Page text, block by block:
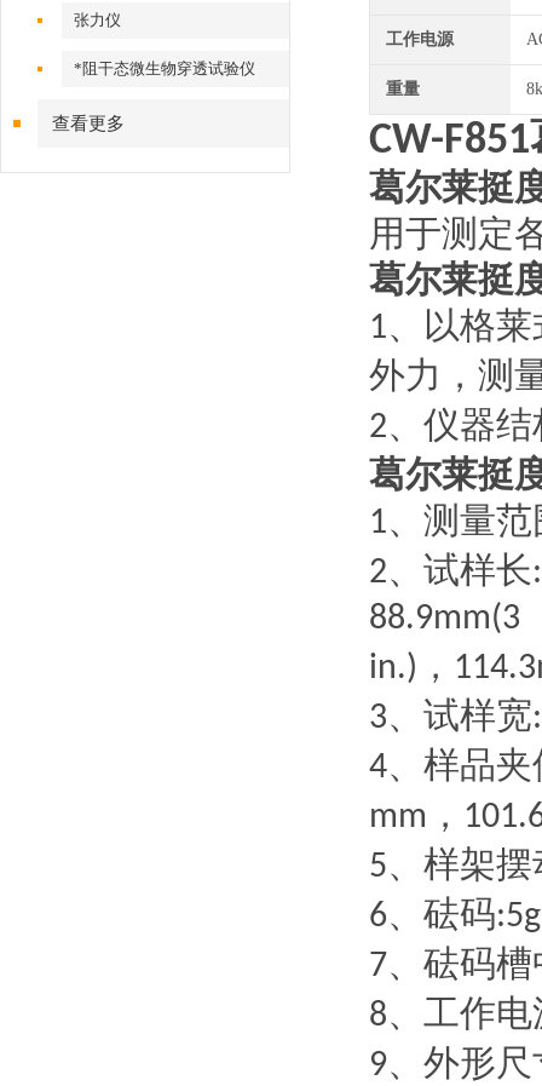
张力仪
*阻干态微生物穿透试验仪
查看更多
工作电源
重量
CW-F851
葛尔莱挺
用于测定
葛尔莱挺
1、以格
外力，测
2、仪器
葛尔莱挺
1、测量范
2、试样长
88.9mm(3
in.) ，
3、试样宽
4、样品
mm ，
5、样架
6、砝码:5g
7、砝码
8、工作电
9、外形尺